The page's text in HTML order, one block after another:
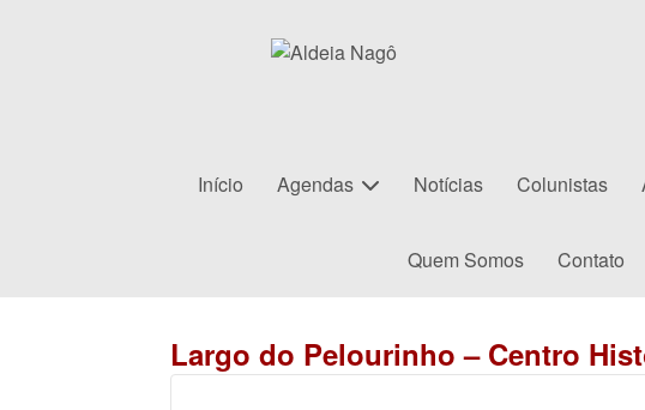
Início Agendas Notícias Colunistas
Quem Somos Contato
Largo do Pelourinho – Centro